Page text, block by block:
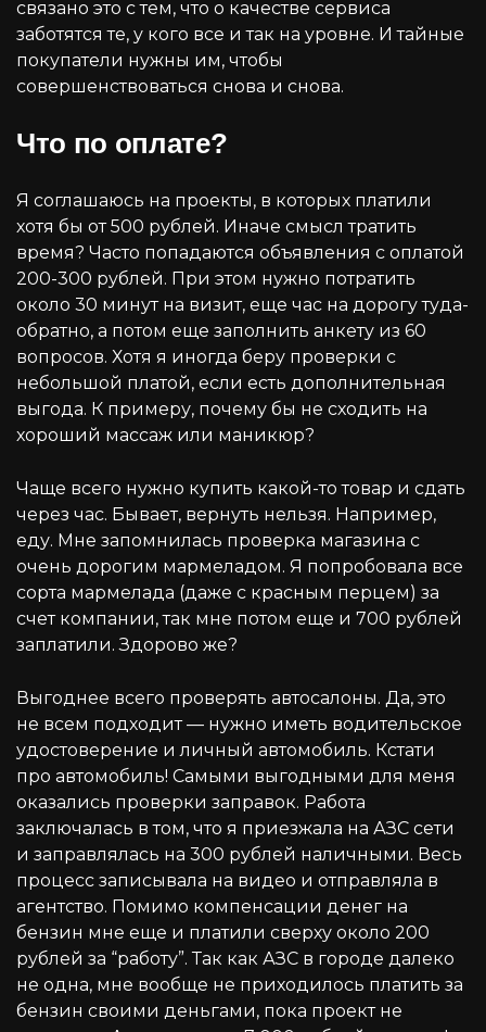
связано это с тем, что о качестве сервиса
заботятся те, у кого все и так на уровне. И тайные
покупатели нужны им, чтобы
совершенствоваться снова и снова.
Что по оплате?
Я соглашаюсь на проекты, в которых платили
хотя бы от 500 рублей. Иначе смысл тратить
время? Часто попадаются объявления с оплатой
200-300 рублей. При этом нужно потратить
около 30 минут на визит, еще час на дорогу туда-
обратно, а потом еще заполнить анкету из 60
вопросов. Хотя я иногда беру проверки с
небольшой платой, если есть дополнительная
выгода. К примеру, почему бы не сходить на
хороший массаж или маникюр?
Чаще всего нужно купить какой-то товар и сдать
через час. Бывает, вернуть нельзя. Например,
еду. Мне запомнилась проверка магазина с
очень дорогим мармеладом. Я попробовала все
сорта мармелада (даже с красным перцем) за
счет компании, так мне потом еще и 700 рублей
заплатили. Здорово же?
Выгоднее всего проверять автосалоны. Да, это
не всем подходит — нужно иметь водительское
удостоверение и личный автомобиль. Кстати
про автомобиль! Самыми выгодными для меня
оказались проверки заправок. Работа
заключалась в том, что я приезжала на АЗС сети
и заправлялась на 300 рублей наличными. Весь
процесс записывала на видео и отправляла в
агентство. Помимо компенсации денег на
бензин мне еще и платили сверху около 200
рублей за “работу”. Так как АЗС в городе далеко
не одна, мне вообще не приходилось платить за
бензин своими деньгами, пока проект не